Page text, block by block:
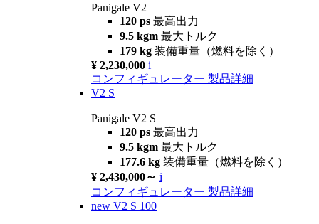
Panigale V2
120 ps 最高出力
9.5 kgm 最大トルク
179 kg 装備重量（燃料を除く）
¥ 2,230,000 i
コンフィギュレーター 製品詳細
V2 S
Panigale V2 S
120 ps 最高出力
9.5 kgm 最大トルク
177.6 kg 装備重量（燃料を除く）
¥ 2,430,000～ i
コンフィギュレーター 製品詳細
new V2 S 100